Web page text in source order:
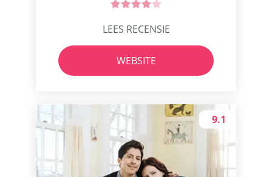
LEES RECENSIE
WEBSITE
9.1